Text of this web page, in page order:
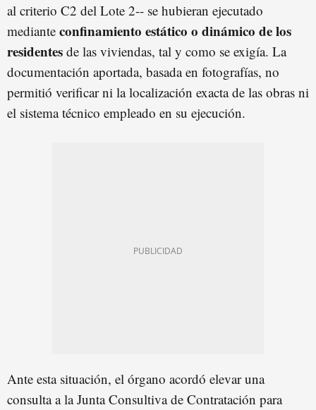
al criterio C2 del Lote 2-- se hubieran ejecutado
mediante confinamiento estático o dinámico de los
residentes de las viviendas, tal y como se exigía. La
documentación aportada, basada en fotografías, no
permitió verificar ni la localización exacta de las obras ni
el sistema técnico empleado en su ejecución.
Ante esta situación, el órgano acordó elevar una
consulta a la Junta Consultiva de Contratación para